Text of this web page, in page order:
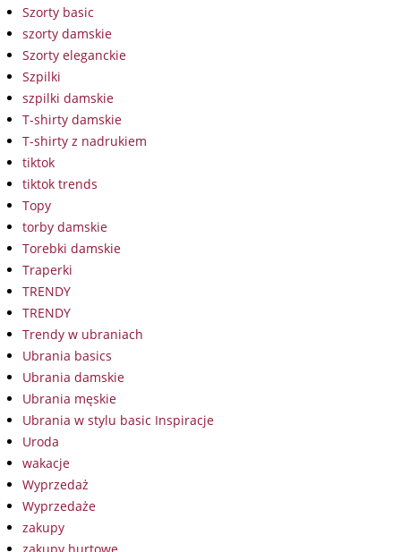
Szorty basic
szorty damskie
Szorty eleganckie
Szpilki
szpilki damskie
T-shirty damskie
T-shirty z nadrukiem
tiktok
tiktok trends
Topy
torby damskie
Torebki damskie
Traperki
TRENDY
TRENDY
Trendy w ubraniach
Ubrania basics
Ubrania damskie
Ubrania męskie
Ubrania w stylu basic Inspiracje
Uroda
wakacje
Wyprzedaż
Wyprzedaże
zakupy